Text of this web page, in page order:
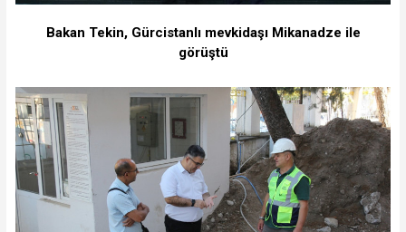
Bakan Tekin, Gürcistanlı mevkidaşı Mikanadze ile
görüştü